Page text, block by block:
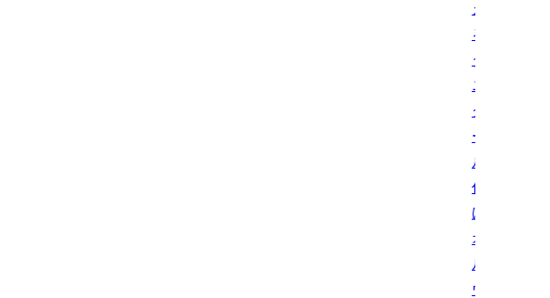
え
る】
ダイ
ニン
グテ
ーブ
ルの
仕上
げは
オイ
ルか
ウ